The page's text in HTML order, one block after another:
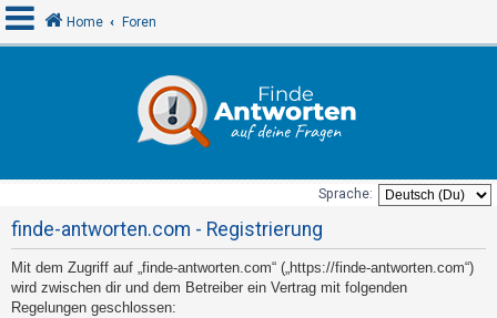
l
d
e
n
Home Foren
Sprache:
finde-antworten.com - Registrierung
Mit dem Zugriff auf „finde-antworten.com“ („https://finde-antworten.com“)
wird zwischen dir und dem Betreiber ein Vertrag mit folgenden
Regelungen geschlossen: